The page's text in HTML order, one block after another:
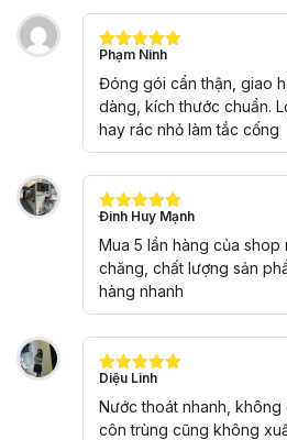
Được xếp
hạng
5
sao
Phạm Ninh
Đóng gói cẩn thận, giao
dàng, kích thước chuẩn.
hay rác nhỏ làm tắc cống
Được xếp
hạng5 5
sao
Đinh Huy Mạnh
Mua 5 lần hàng của shop
chăng, chất lượng sản
hàng nhanh
Được xếp
hạng
55
sao
Diệu Linh
Nước thoát nhanh, không
côn trùng cũng không